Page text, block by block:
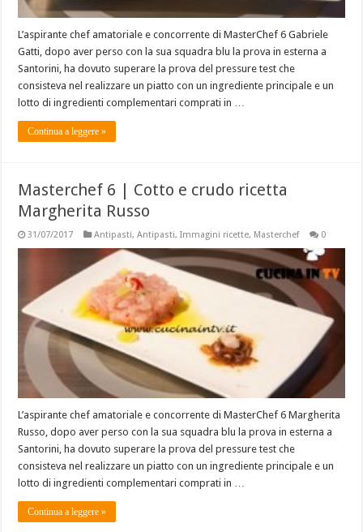
L’aspirante chef amatoriale e concorrente di MasterChef 6 Gabriele
Gatti, dopo aver perso con la sua squadra blu la prova in esterna a
Santorini, ha dovuto superare la prova del pressure test che
consisteva nel realizzare un piatto con un ingrediente principale e un
lotto di ingredienti complementari comprati in …
Continua a leggere »
Masterchef 6 | Cotto e crudo ricetta
Margherita Russo
31/07/2017 Antipasti,Antipasti,Immagini ricette, Masterchef 0
L’aspirante chef amatoriale e concorrente di MasterChef 6 Margherita
Russo, dopo aver perso con la sua squadra blu la prova in esterna a
Santorini, ha dovuto superare la prova del pressure test che
consisteva nel realizzare un piatto con un ingrediente principale e un
lotto di ingredienti complementari comprati in …
Continua a leggere »